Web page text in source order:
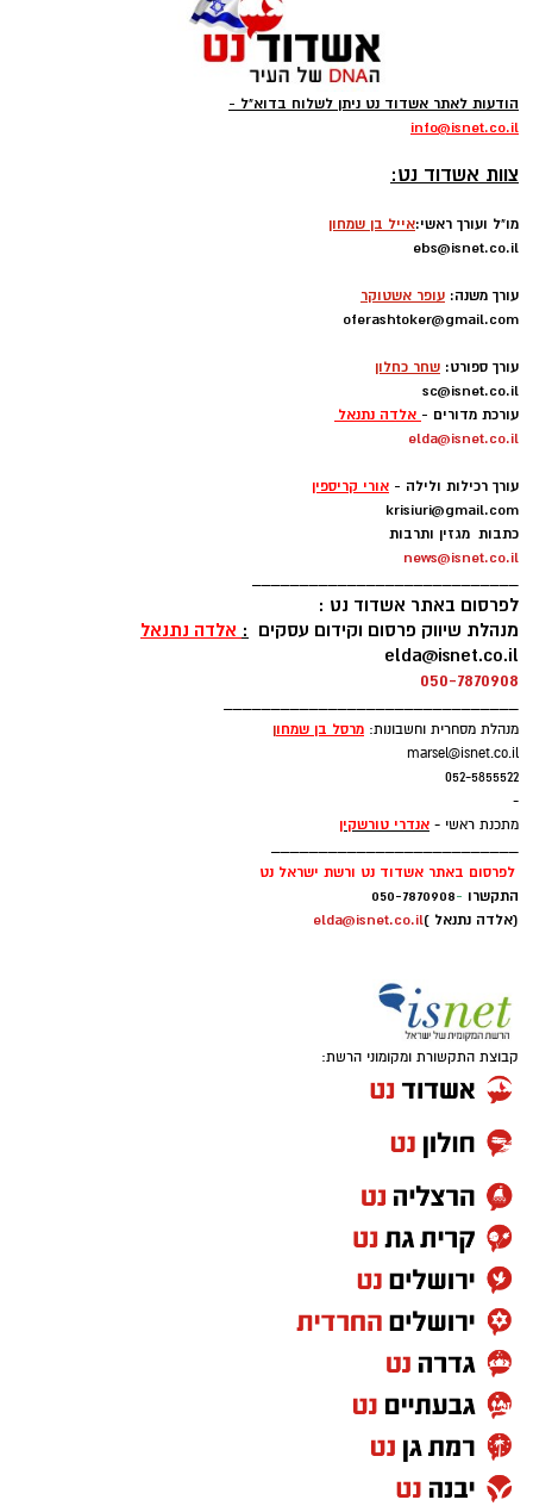
הודעות לאתר אשדוד נט ניתן לשלוח בדוא"ל -
info@isnet.co.il
צוות אשדוד נט:
מו"ל ועורך ראשי:אייל בן שמחון
ebs@isnet.co.il
עורך משנה: עופר אשטוקר
oferashtoker@gmail.com
עורך ספורט: שחר כחלון
sc@isnet.co.il
עורכת מדורים - אלדה נתנאל
elda@isnet.co.il
עורך רכילות ולילה - אורי קריספין
krisiuri@gmail.com
כתבות מגזין ותרבות
news@isnet.co.il
____________________________
לפרסום באתר אשדוד נט :
מנהלת שיווק פרסום וקידום עסקים : אלדה נתנאל
elda@isnet.co.il
050-7870908
_______________________________
מנהלת מסחרית וחשבונות: מרסל בן שמחון
marsel@isnet.co.il
052-5855522
-
מתכנת ראשי - אנדרי טורשקין
__________________________
לפרסום באתר אשדוד נט ורשת ישראל נט
התקשרו -
050-7870908
(אלדה נתנאל )elda@isnet.co.il
קבוצת התקשורת ומקומוני הרשת: